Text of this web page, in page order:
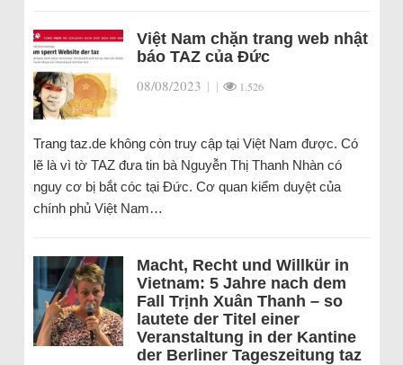
Việt Nam chặn trang web nhật
báo TAZ của Đức
08/08/2023 | | 1.526
Trang taz.de không còn truy cập tại Việt Nam được. Có
lẽ là vì tờ TAZ đưa tin bà Nguyễn Thị Thanh Nhàn có
nguy cơ bị bắt cóc tại Đức. Cơ quan kiểm duyệt của
chính phủ Việt Nam…
Macht, Recht und Willkür in
Vietnam: 5 Jahre nach dem
Fall Trịnh Xuân Thanh – so
lautete der Titel einer
Veranstaltung in der Kantine
der Berliner Tageszeitung taz